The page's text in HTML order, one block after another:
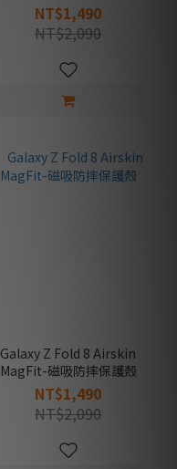
NT$1,490
NT$2,090
Galaxy Z Fold 8 Airskin
MagFit-磁吸防摔保護殼
NT$1,490
NT$2,090